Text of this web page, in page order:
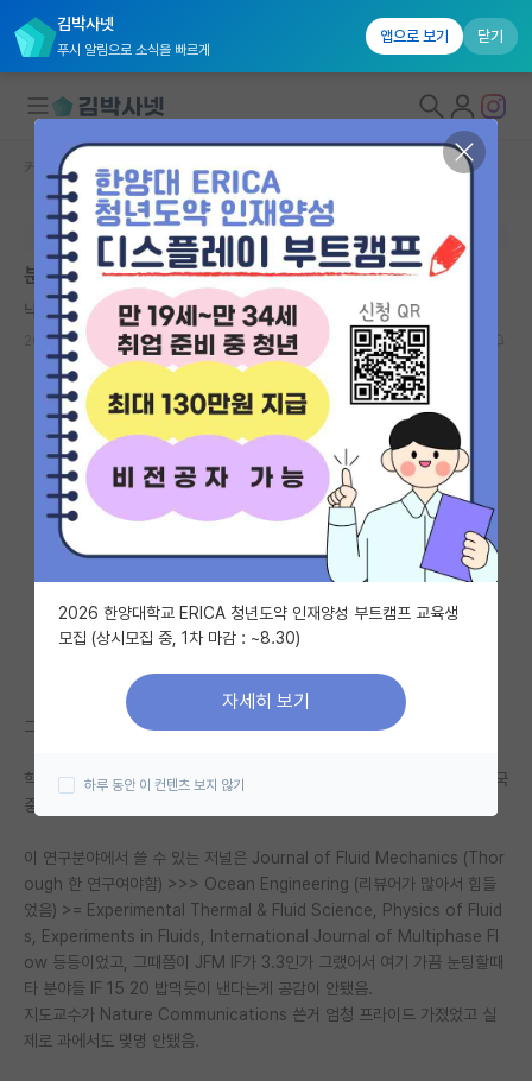
김박사넷
푸시 알림으로 소식을 빠르게
앱으로 보기 닫기
대학원생 모집
국내대학원 정보
연구실&오픈랩
커뮤니티
커뮤니티 홈
전체글보기
베스트 게시판
IF 명예의전당
자유 게시판(아무개랩)
미국 유학 게시판
미국 대학원 합격 후기 게시판
대학원생 모집 게시판
연구실(PI) 홍보 게시판
석박사 채용 정보 게시판
임용 정보 게시판
학부 인턴 게시판
취업 게시판
임용 후기 게시판
커뮤니티 홈 자유 게시판(아무개랩)
본문이 수정되지 않는 박제글입니다.
분야별로 논문티어 달라지는거 체감한 뻘글
낙천적인 아르키메데스
2024.08.15 9 12305
그림그리다가 심심해서 뻘글 써봄
학부졸업하고 바로 유학나와서 유체역학 중에서도 완전 지엽적인 (미국 한국
중국의 몇몇 학교들만 연구하는) 분야에서 석사 했는데
이 연구분야에서 쓸 수 있는 저널은 Journal of Fluid Mechanics (Thor
ough 한 연구여야함) >>> Ocean Engineering (리뷰어가 많아서 힘들
었음) >= Experimental Thermal & Fluid Science, Physics of Fluid
s, Experiments in Fluids, International Journal of Multiphase Fl
ow 등등이었고, 그때쯤이 JFM IF가 3.3인가 그랬어서 여기 가끔 눈팅할때
타 분야들 IF 15 20 밥먹듯이 낸다는게 공감이 안됐음.
지도교수가 Nature Communications 쓴거 엄청 프라이드 가졌었고 실
제로 과에서도 몇명 안됐음.
2026 한양대학교 ERICA 청년도약 인재양성 부트캠프 교육생
모집 (상시모집 중, 1차 마감 : ~8.30)
자세히 보기
하루 동안 이 컨텐츠 보지 않기